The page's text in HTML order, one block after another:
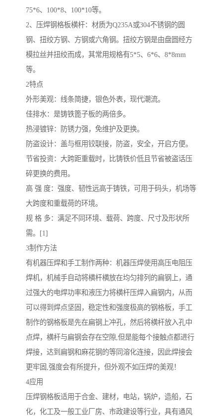
75*6、100*8、100*10等。
2、压焊钢格板横杆：材质为Q235A或304不锈钢的圆
钢、扭绞方钢、方钢或六角钢。扭绞方钢是由盘圆经方
模拉丝并扭绞而成，其常用规格有5*5、6*6、8*8mm
等。
2特点
外形美观：线条简捷，银色外表，现代潮流。
佳排水：是铸铁篦子板的两倍多。
热浸镀锌：防锈力强，免维护及更换。
防盗设计：盖与框用铰联接，防盗，安全，开启方便。
节省投资：大跨距重载时，比铸铁价低且节省被盗话压
碎更换的费用。
高 强 度：强度、韧性远高于铸铁，可用于码头，机场等
大跨度和重载荷的环境。
规 格 多：满足不同环境、载荷、跨度、尺寸及形状所
需。[1]
3制作方法
有机器压焊和手工制作两种：机器压焊使用高压电阻压
焊机，机械手自动将横杆横放在均匀排列的扁钢上，通
过强大的电焊功率和液压力将横杆压焊入扁钢内，从而
可以得到焊点坚固，稳定性和强度极高的钢格板，手工
制作的钢格板是先在扁钢上冲孔，然后将横杆放入孔中
点焊，横杆与扁钢会存在空隙,但是能每个接触点都进行
焊接，达到扁钢和麻花钢的等同溶化连接，因此焊接会
更牢固,强度会有所提升，但外观不如压焊的美观！
4应用
压焊钢格板适用于合金、建材，电站，锅炉，造船，石
化，化工及一般工业厂房、市政建设等行业，具有通风